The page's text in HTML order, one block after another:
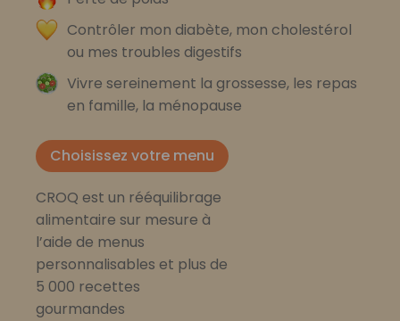
Contrôler mon diabète, mon cholestérol
ou mes troubles digestifs
Vivre sereinement la grossesse, les repas
en famille, la ménopause
Choisissez votre menu
CROQ est un rééquilibrage
alimentaire sur mesure à
l’aide de menus
personnalisables et plus de
5 000 recettes
gourmandes